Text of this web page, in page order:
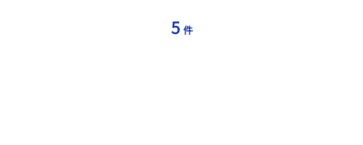
なりに伝わるような気がします…！ ※びっくりするくらい濡れ場
しかないです！シリーズ初、凌辱がないです！
5 件